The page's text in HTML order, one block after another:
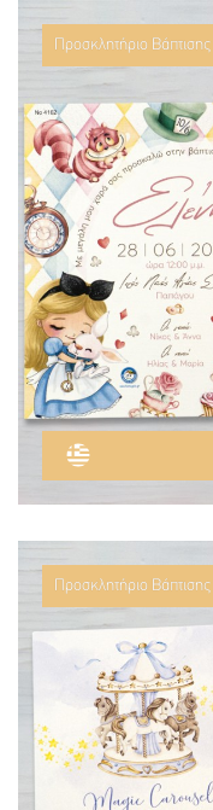
Προσκλητήριο
Προσκλητήριο